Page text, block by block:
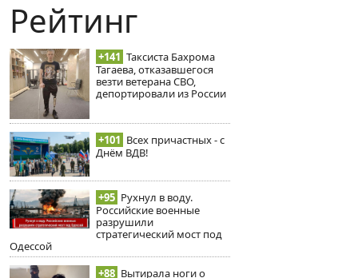
Рейтинг
+141 Таксиста Бахрома
Тагаева, отказавшегося
везти ветерана СВО,
депортировали из России
+101 Всех причастных - с
Днём ВДВ!
+95 Рухнул в воду.
Российские военные
разрушили
стратегический мост под
Одессой
+88 Вытирала ноги о